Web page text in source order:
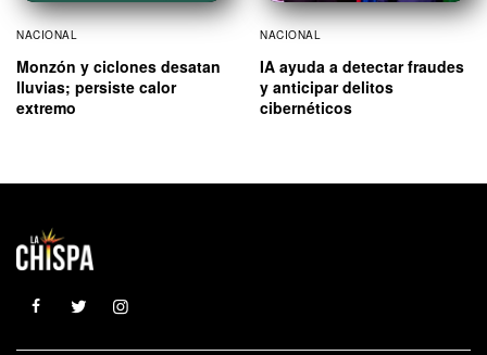
NACIONAL
Monzón y ciclones desatan
lluvias; persiste calor
extremo
NACIONAL
IA ayuda a detectar fraudes
y anticipar delitos
cibernéticos